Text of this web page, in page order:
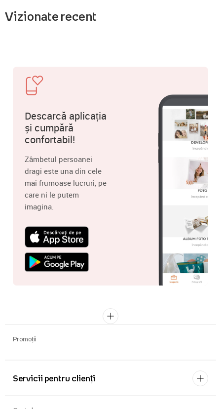
Vizionate recent
Descarcă aplicația
și cumpără
confortabil!
Zâmbetul persoanei
dragi este una din cele
mai frumoase lucruri, pe
care ni le putem
imagina.
Promoții
Servicii pentru clienți